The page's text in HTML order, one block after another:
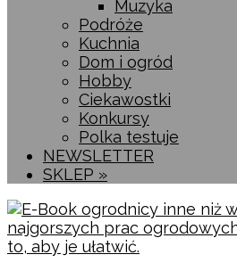
Muzyka
Podróże
Kuchnia
Dom i ogród
Hobby
Ciekawostki
Konkursy
Polka testuje
NEWSLETTER
SKLEP »